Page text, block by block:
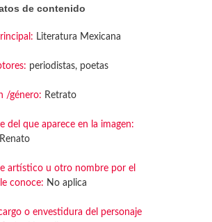
de contenido
Literatura Mexicana
periodistas, poetas
/género: Retrato
del que aparece en la imagen:
artístico u otro nombre por el
conoce: No aplica
cargo o envestidura del personaje